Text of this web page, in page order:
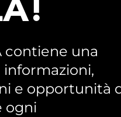
contiene una
e opportunità
ogni